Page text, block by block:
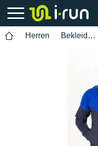
Herren Bekleidung